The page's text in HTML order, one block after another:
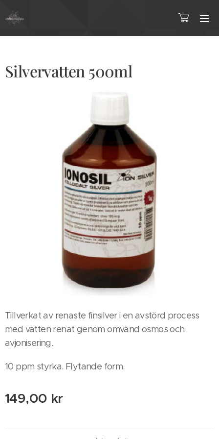
Silvervatten 500ml
Tillverkat av renaste finsilver i en avstörd process
med vatten renat genom omvänd osmos och
avjonisering.
10 ppm styrka. Flytande form.
149,00 kr